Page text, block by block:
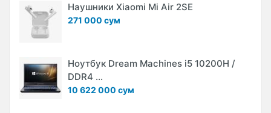
Наушники Xiaomi Mi Air 2SE
271 000 сум
Ноутбук Dream Machines i5 10200H /
DDR4 ...
10 622 000 сум